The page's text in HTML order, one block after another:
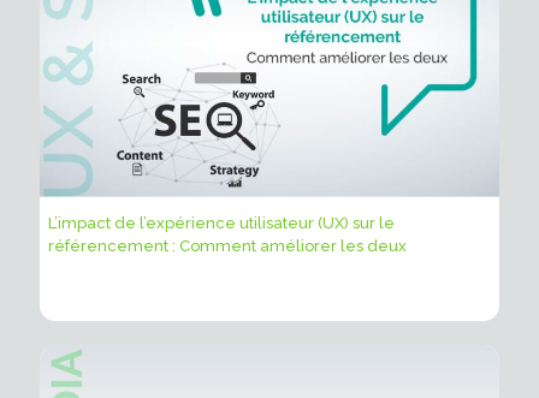
L’impact de l’expérience utilisateur (UX) sur le
référencement : Comment améliorer les deux